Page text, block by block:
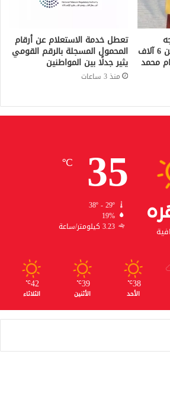
انتقادات بعد شراء أكثر من 6 آلاف
محمد
تعطل خدمة الاستعلام عن أرقام
المحمول المسجلة بالرقم القومي
يثير جدلًا بين المواطنين
منذ 3 ساعات
35
℃
38º - 29º
19%
3.23 كيلومتر/ساعة
38
℃
الأحد
39
℃
الأثنين
42
℃
الثلاثاء